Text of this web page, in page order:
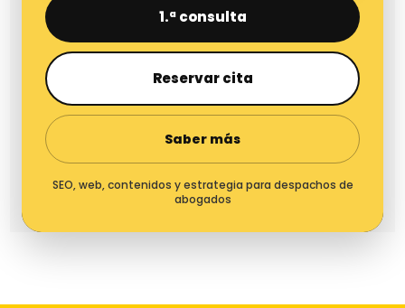
1.ª consulta
Reservar cita
Saber más
SEO, web, contenidos y estrategia para despachos de
abogados